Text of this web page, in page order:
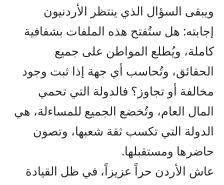
ويبقى السؤال الذي ينتظر الأردنيون
إجابته: هل ستُفتح هذه الملفات بشفافية
كاملة، ويُطلع المواطن على جميع
الحقائق، وتُحاسب أي جهة إذا ثبت وجود
مخالفة أو تجاوز؟ فالدولة التي تحمي
المال العام، وتُخضع الجميع للمساءلة، هي
الدولة التي تكسب ثقة شعبها، وتصون
حاضرها ومستقبلها.
عاش الأردن حراً عزيزاً، في ظل القيادة